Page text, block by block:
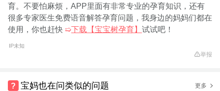
育。不要怕麻烦，APP里面有非常专业的孕育知识，还有
很多专家医生免费语音解答孕育问题，我身边的妈妈们都在
使用，你也赶快 ➯下载【宝宝树孕育】 试试吧！
IP未知
举报
宝妈也在问类似的问题 更多